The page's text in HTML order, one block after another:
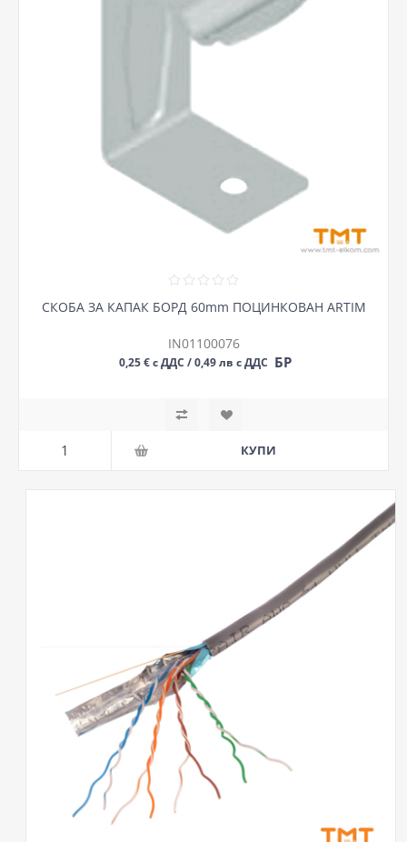
СКОБА ЗА КАПАК БОРД 60mm ПОЦИНКОВАН ARTIM
IN01100076
0,25 € с ДДС / 0,49 лв с ДДС БР